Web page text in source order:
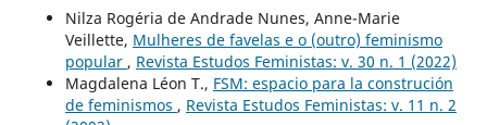
Nilza Rogéria de Andrade Nunes, Anne-Marie
Veillette, Mulheres de favelas e o (outro) feminismo
popular , Revista Estudos Feministas: v. 30 n. 1 (2022)
Magdalena Léon T., FSM: espacio para la construción
de feminismos , Revista Estudos Feministas: v. 11 n. 2